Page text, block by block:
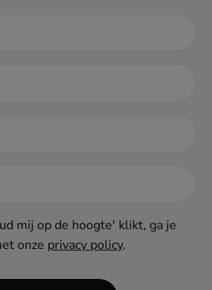
mij op de hoogte' klikt, ga je
onze privacy policy.